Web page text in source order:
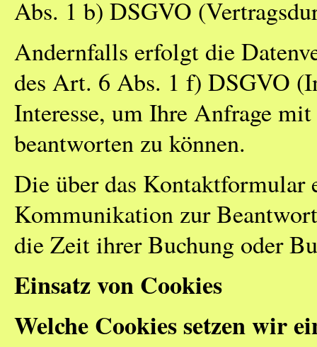
Abs. 1 b) DSGVO
Andernfalls erfolgt die
des Art. 6 Abs. 1 f) DSGVO
Interesse, um Ihre Anfrage
beantworten zu können.
Die über das Kontaktformular
Kommunikation zur
die Zeit ihrer Buchung oder
Einsatz von Cookies
Welche Cookies setzen wir